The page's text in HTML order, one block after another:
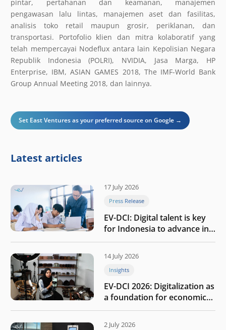
pintar, pertahanan dan keamanan, manajemen
pengawasan lalu lintas, manajemen aset dan fasilitas,
analisis toko retail maupun grosir, periklanan, dan
transportasi. Portofolio klien dan mitra kolaboratif yang
telah mempercayai Nodeflux antara lain Kepolisian Negara
Republik Indonesia (POLRI), NVIDIA, Jasa Marga, HP
Enterprise, IBM, ASIAN GAMES 2018, The IMF-World Bank
Group Annual Meeting 2018, dan lainnya.
Set East Ventures as your preferred source on Google →
Latest articles
17 July 2026
Press Release
EV-DCI: Digital talent is key
for Indonesia to advance in
the AI era
14 July 2026
Insights
EV-DCI 2026: Digitalization as
a foundation for economic
growth
2 July 2026